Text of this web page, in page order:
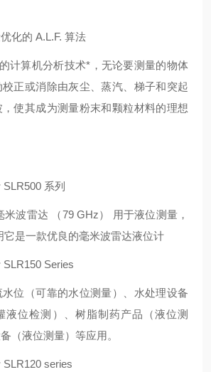
化的 A.L.F. 算法
计算机分析技术*，无论要测量的物体
正或消除由灰尘、蒸汽、梯子和突起
使其成为测量粉末和颗粒材料的理想
系列
波雷达 （79 GHz） 用于液位测量，
它是一款优良的毫米波雷达液位计
Series
位（可靠的水位测量）、水处理设备
液位检测）、树脂制药产品（液位测
（液位测量）等应用。
series